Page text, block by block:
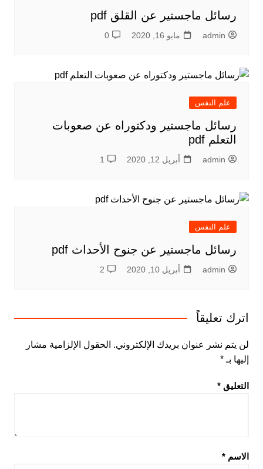
رسائل ماجستير عن القلق pdf
admin مايو 16, 2020 0
علم النفس
رسائل ماجستير ودكتوراه عن صعوبات
التعلم pdf
admin أبريل 12, 2020 1
علم النفس
رسائل ماجستير عن جنوح الأحداث pdf
admin أبريل 10, 2020 2
اترك تعليقاً
لن يتم نشر عنوان بريدك الإلكتروني. الحقول الإلزامية مشار
إليها بـ*
التعليق *
الاسم *